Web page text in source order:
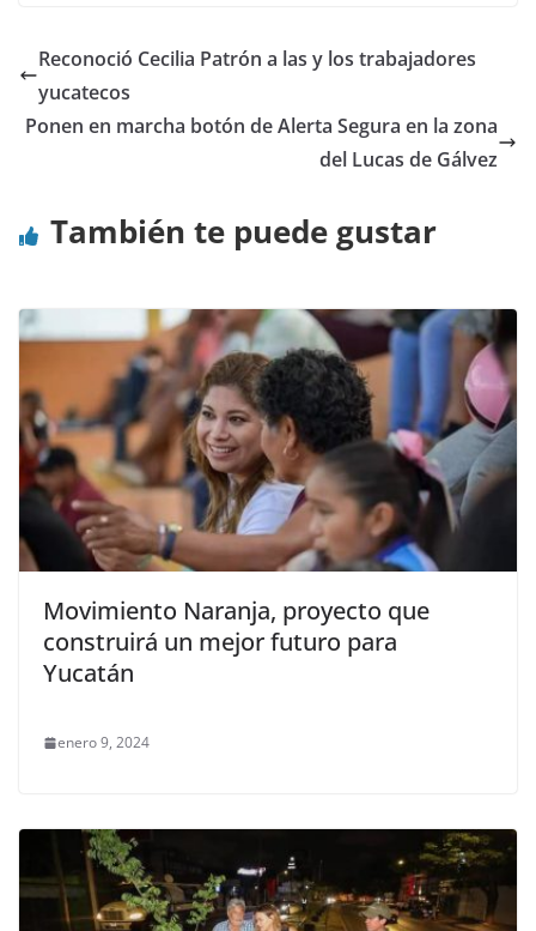
Reconoció Cecilia Patrón a las y los trabajadores
yucatecos
Ponen en marcha botón de Alerta Segura en la zona
del Lucas de Gálvez
También te puede gustar
Movimiento Naranja, proyecto que
construirá un mejor futuro para
Yucatán
enero 9, 2024